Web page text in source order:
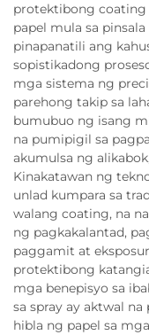
protektibong coating
papel mula sa
pinapanatili ang
sopistikadong
mga sistema ng
parehong takip sa
bumubuo ng isang
na pumipigil sa
akumulsa ng
Kinakatawan ng
unlad kumpara sa
walang coating, na
ng pagkakalantad,
paggamit at
protektibong
mga benepisyo sa
sa spray ay aktwal
hibla ng papel sa